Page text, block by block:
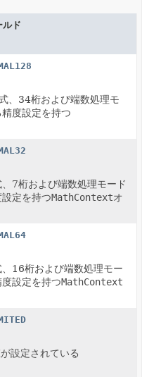
ルド
34桁および端数処理モ
度設定を持つ
7桁および端数処理モード
定を持つMathContextオ
16桁および端数処理モー
設定を持つMathContext
設定されている